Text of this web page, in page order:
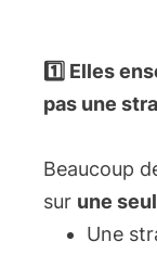
1️⃣ Elles
pas une
Beaucoup
sur une
Une